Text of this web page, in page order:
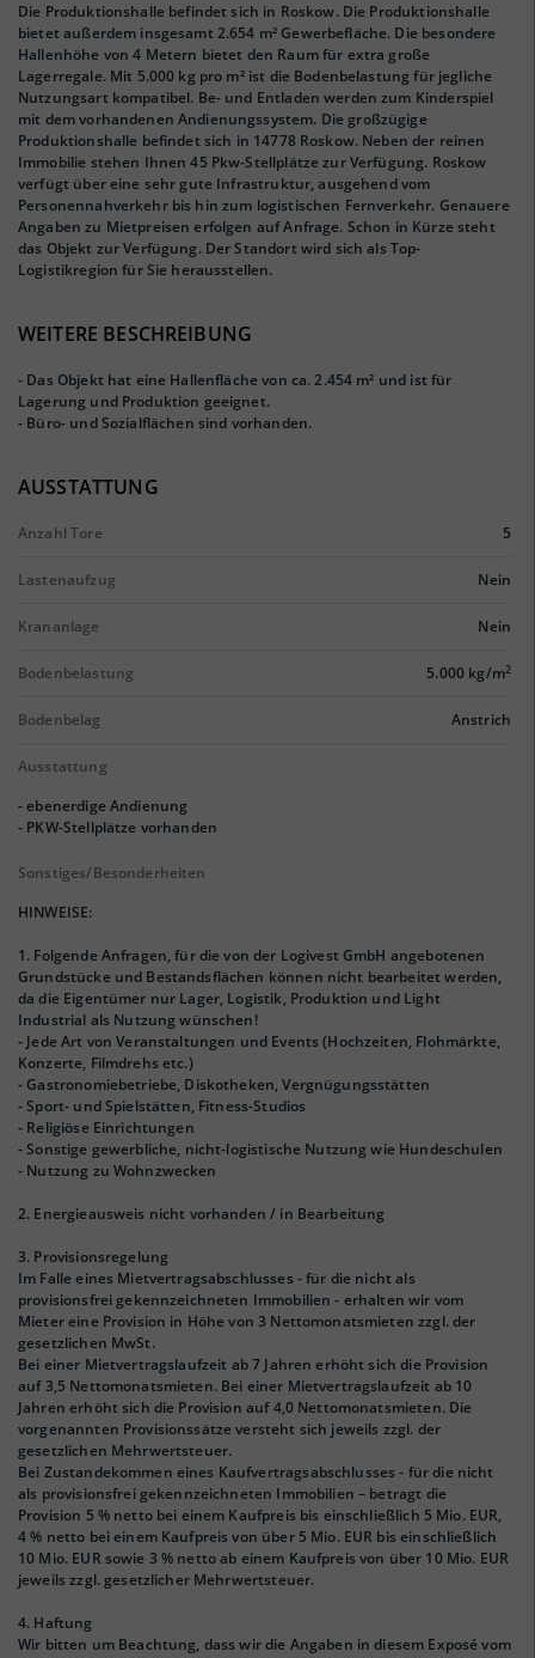
Die Produktionshalle befindet sich in Roskow. Die Produktionshalle
bietet außerdem insgesamt 2.654 m² Gewerbefläche. Die besondere
Hallenhöhe von 4 Metern bietet den Raum für extra große
Lagerregale. Mit 5.000 kg pro m² ist die Bodenbelastung für jegliche
Nutzungsart kompatibel. Be- und Entladen werden zum Kinderspiel
mit dem vorhandenen Andienungssystem. Die großzügige
Produktionshalle befindet sich in 14778 Roskow. Neben der reinen
Immobilie stehen Ihnen 45 Pkw-Stellplätze zur Verfügung. Roskow
verfügt über eine sehr gute Infrastruktur, ausgehend vom
Personennahverkehr bis hin zum logistischen Fernverkehr. Genauere
Angaben zu Mietpreisen erfolgen auf Anfrage. Schon in Kürze steht
das Objekt zur Verfügung. Der Standort wird sich als Top-
Logistikregion für Sie herausstellen.
WEITERE BESCHREIBUNG
- Das Objekt hat eine Hallenfläche von ca. 2.454 m² und ist für
Lagerung und Produktion geeignet.
- Büro- und Sozialflächen sind vorhanden.
AUSSTATTUNG
Anzahl Tore 5
Lastenaufzug Nein
Krananlage Nein
Bodenbelastung 5.000 kg/m2
Bodenbelag Anstrich
Ausstattung
- ebenerdige Andienung
- PKW-Stellplätze vorhanden
Sonstiges/Besonderheiten
HINWEISE:
1. Folgende Anfragen, für die von der Logivest GmbH angebotenen
Grundstücke und Bestandsflächen können nicht bearbeitet werden,
da die Eigentümer nur Lager, Logistik, Produktion und Light
Industrial als Nutzung wünschen!
- Jede Art von Veranstaltungen und Events (Hochzeiten, Flohmärkte,
Konzerte, Filmdrehs etc.)
- Gastronomiebetriebe, Diskotheken, Vergnügungsstätten
- Sport- und Spielstätten, Fitness-Studios
- Religiöse Einrichtungen
- Sonstige gewerbliche, nicht-logistische Nutzung wie Hundeschulen
- Nutzung zu Wohnzwecken
2. Energieausweis nicht vorhanden / in Bearbeitung
3. Provisionsregelung
Im Falle eines Mietvertragsabschlusses - für die nicht als
provisionsfrei gekennzeichneten Immobilien - erhalten wir vom
Mieter eine Provision in Höhe von 3 Nettomonatsmieten zzgl. der
gesetzlichen MwSt.
Bei einer Mietvertragslaufzeit ab 7 Jahren erhöht sich die Provision
auf 3,5 Nettomonatsmieten. Bei einer Mietvertragslaufzeit ab 10
Jahren erhöht sich die Provision auf 4,0 Nettomonatsmieten. Die
vorgenannten Provisionssätze versteht sich jeweils zzgl. der
gesetzlichen Mehrwertsteuer.
Bei Zustandekommen eines Kaufvertragsabschlusses - für die nicht
als provisionsfrei gekennzeichneten Immobilien – betragt die
Provision 5 % netto bei einem Kaufpreis bis einschließlich 5 Mio. EUR,
4 % netto bei einem Kaufpreis von über 5 Mio. EUR bis einschließlich
10 Mio. EUR sowie 3 % netto ab einem Kaufpreis von über 10 Mio. EUR
jeweils zzgl. gesetzlicher Mehrwertsteuer.
4. Haftung
Wir bitten um Beachtung, dass wir die Angaben in diesem Exposé vom